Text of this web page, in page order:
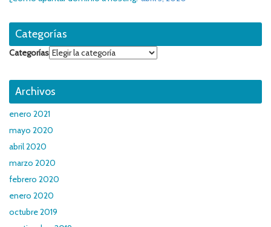
Categorías
Categorías
Archivos
enero 2021
mayo 2020
abril 2020
marzo 2020
febrero 2020
enero 2020
octubre 2019